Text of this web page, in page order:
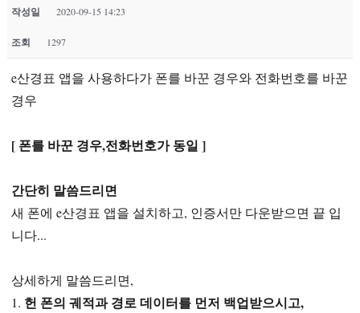
작성일 2020-09-15 14:23
조회 1297
e산경표 앱을 사용하다가 폰를 바꾼 경우와 전화번호를 바꾼
경우
[ 폰를 바꾼 경우,전화번호가 동일 ]
간단히 말씀드리면
새 폰에 e산경표 앱을 설치하고, 인증서만 다운받으면 끝 입
니다...
상세하게 말씀드리면,
1. 헌 폰의 궤적과 경로 데이터를 먼저 백업받으시고,